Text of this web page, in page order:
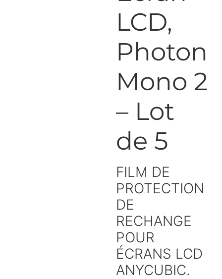
LCD,
Photon
Mono 2
– Lot
de 5
FILM DE
PROTECTION
DE
RECHANGE
POUR
ÉCRANS LCD
ANYCUBIC.